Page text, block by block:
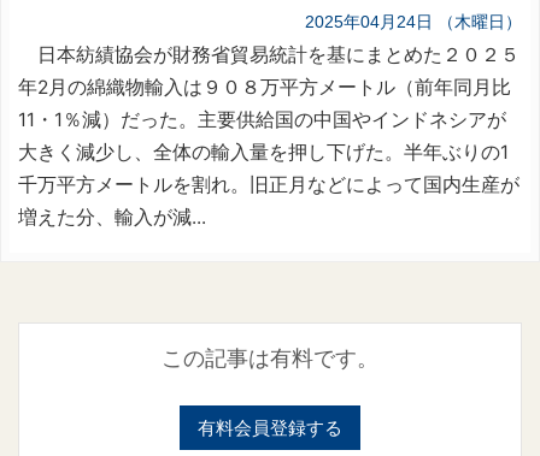
2025年04月24日 （木曜日）
日本紡績協会が財務省貿易統計を基にまとめた２０２５
年2月の綿織物輸入は９０８万平方メートル（前年同月比
11・1％減）だった。主要供給国の中国やインドネシアが
大きく減少し、全体の輸入量を押し下げた。半年ぶりの1
千万平方メートルを割れ。旧正月などによって国内生産が
増えた分、輸入が減...
この記事は有料です。
有料会員登録する